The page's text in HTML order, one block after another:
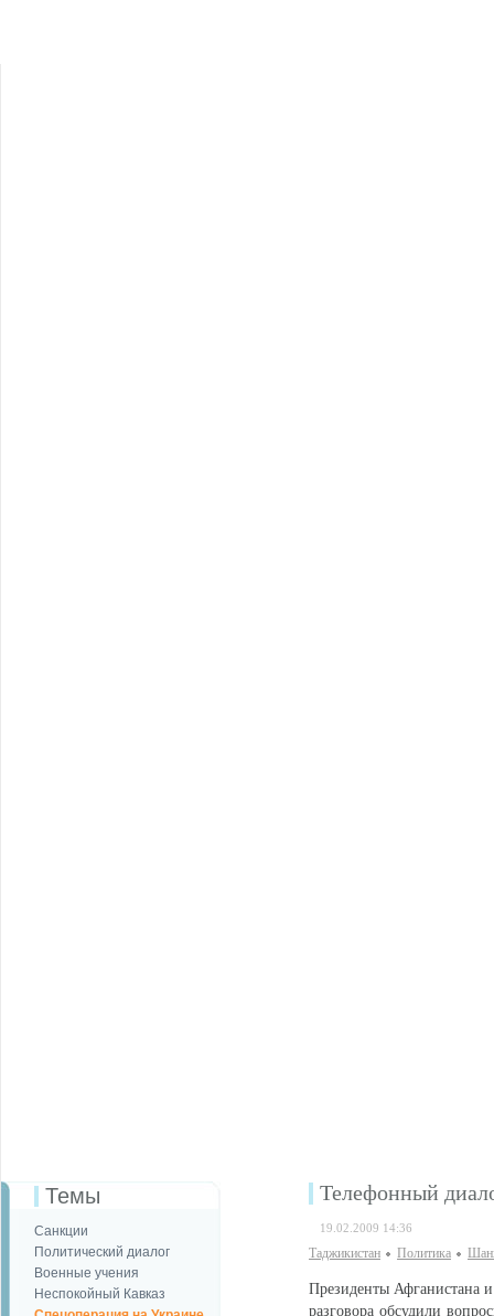
Темы
Санкции
Политический диалог
Военные учения
Неспокойный Кавказ
Телефонный
19.02.2009 14:36
Таджикистан Политика
Президенты Афганистана
разговора обсудили